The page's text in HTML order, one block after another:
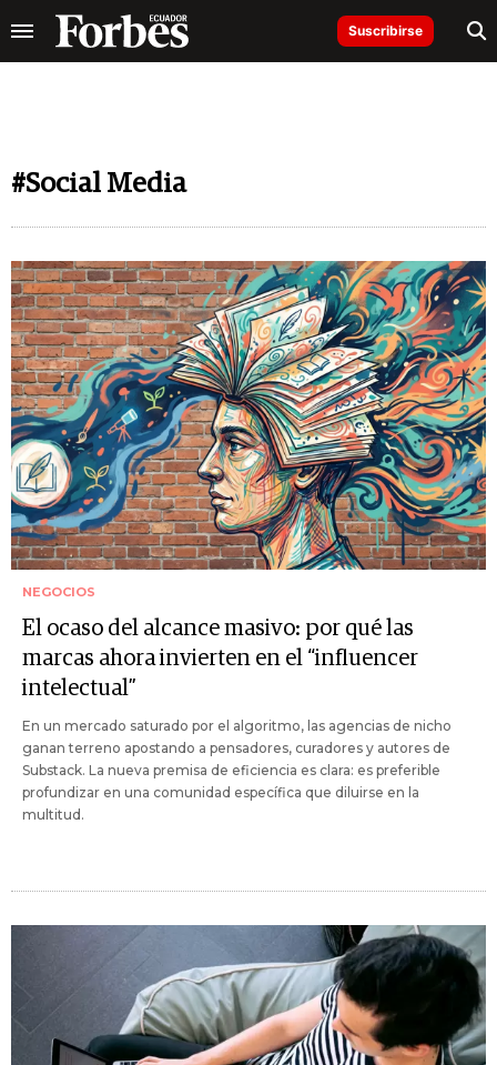
Suscribirse
#Social Media
NEGOCIOS
El ocaso del alcance masivo: por qué las
marcas ahora invierten en el “influencer
intelectual”
En un mercado saturado por el algoritmo, las agencias de nicho
ganan terreno apostando a pensadores, curadores y autores de
Substack. La nueva premisa de eficiencia es clara: es preferible
profundizar en una comunidad específica que diluirse en la
multitud.